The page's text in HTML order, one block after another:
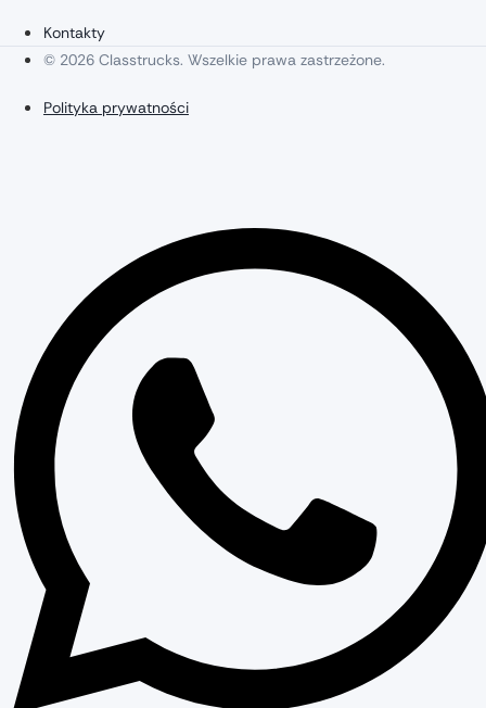
Kontakty
© 2026 Classtrucks. Wszelkie prawa zastrzeżone.
Polityka prywatności